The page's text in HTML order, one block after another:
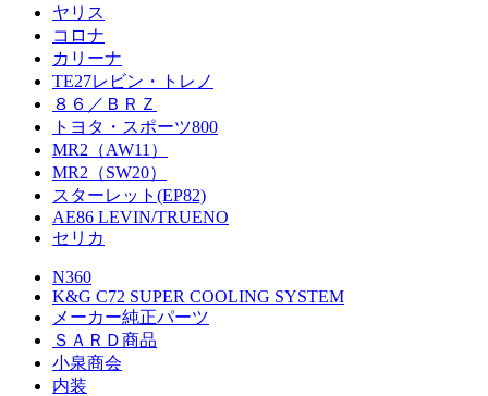
ヤリス
コロナ
カリーナ
TE27レビン・トレノ
８６／ＢＲＺ
トヨタ・スポーツ800
MR2（AW11）
MR2（SW20）
スターレット(EP82)
AE86 LEVIN/TRUENO
セリカ
N360
K&G C72 SUPER COOLING SYSTEM
メーカー純正パーツ
ＳＡＲＤ商品
小泉商会
内装